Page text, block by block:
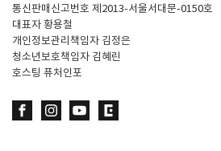
통신판매신고번호 제2013-서울서대문-0150호
대표자 황용철
개인정보관리책임자 김정은
청소년보호책임자 김혜린
호스팅 퓨처인포